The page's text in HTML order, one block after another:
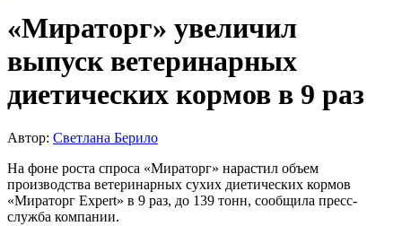
«Мираторг» увеличил
выпуск ветеринарных
диетических кормов в 9 раз
Автор: Светлана Берило
На фоне роста спроса «Мираторг» нарастил объем
производства ветеринарных сухих диетических кормов
«Мираторг Expert» в 9 раз, до 139 тонн, сообщила пресс-
служба компании.